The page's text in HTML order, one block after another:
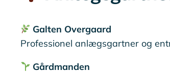
Galten Overgaard
Professionel anlægsgartner og
Gårdmanden